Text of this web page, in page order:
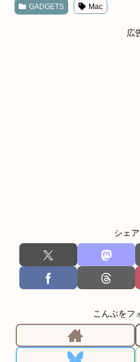
GADGETS Mac
広
シェ
こんぶをフ